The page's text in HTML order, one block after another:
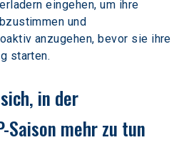
eingehen, um ihre
und
anzugehen, bevor sie ihre
starten.
in der
Saison mehr zu tun